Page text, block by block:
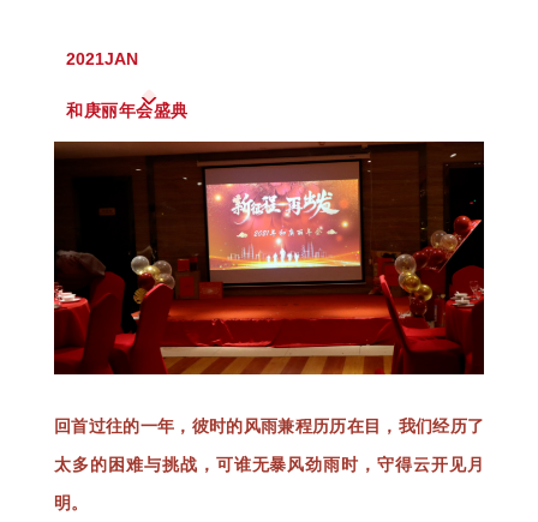
2021JAN
和庚丽年会盛典
回首过往的一年，彼时的风雨兼程历历在目，我们经历了
太多的困难与挑战，可谁无暴风劲雨时，守得云开见月
明。